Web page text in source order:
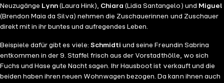
Neuzugänge Lynn (Laura Hink), Chiara (Lidia Santangelo) und Miguel
(Brendon Maia da Silva) nehmen die Zuschauerinnen und Zuschauer
direkt mit in ihr buntes und aufregendes Leben.
Beispiele dafür gibt es viele:Schmidti und seine Freundin Sabrina
entkommen in der 9. Staffel frisch aus der Vorstadthölle, wo sich
Fuchs und Hase gute Nacht sagen. Ihr Hausboot ist verkauft und die
beiden haben ihren neuen Wohnwagen bezogen. Da kann ihnen auch